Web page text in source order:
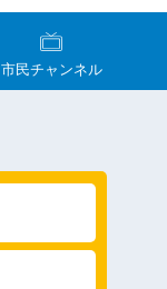
市民チャンネル